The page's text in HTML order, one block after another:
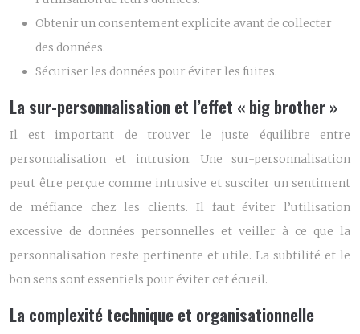
Obtenir un consentement explicite avant de collecter
des données.
Sécuriser les données pour éviter les fuites.
La sur-personnalisation et l’effet « big brother »
Il est important de trouver le juste équilibre entre
personnalisation et intrusion. Une sur-personnalisation
peut être perçue comme intrusive et susciter un sentiment
de méfiance chez les clients. Il faut éviter l’utilisation
excessive de données personnelles et veiller à ce que la
personnalisation reste pertinente et utile. La subtilité et le
bon sens sont essentiels pour éviter cet écueil.
La complexité technique et organisationnelle